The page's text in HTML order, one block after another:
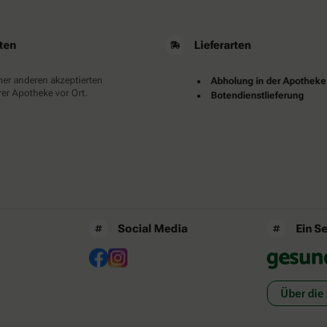
anderen akzeptierten
Apotheke vor Ort.
Lieferarten
Abholung in der Apotheke
Botendienstlieferung
Social Media Ein
Über